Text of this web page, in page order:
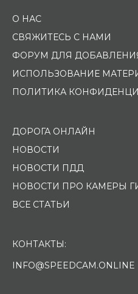
О НАС
СВЯЖИТЕСЬ С НАМИ
ФОРУМ ДЛЯ
ИСПОЛЬЗОВАНИЕ
ПОЛИТИКА
ДОРОГА ОНЛАЙН
НОВОСТИ
НОВОСТИ ПДД
НОВОСТИ ПРО КАМЕРЫ
ВСЕ СТАТЬИ
КОНТАКТЫ:
INFO@SPEEDCAM.ONLINE